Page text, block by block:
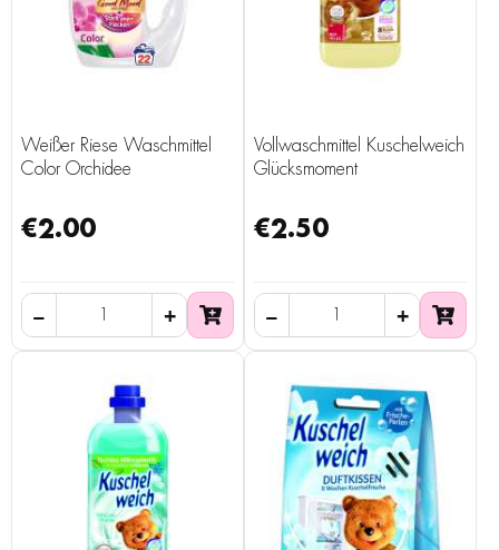
Weißer Riese Waschmittel
Color Orchidee
€2.00
Vollwaschmittel Kuschelweich
Glücksmoment
€2.50